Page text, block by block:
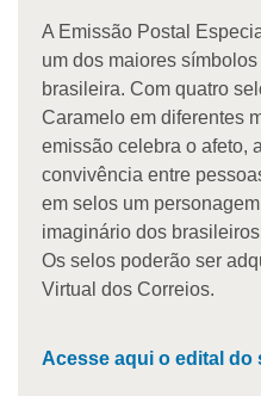
A Emissão Postal
um dos maiores
brasileira. Com quatro
Caramelo em diferentes
emissão celebra o afeto,
convivência entre
em selos um
imaginário dos
Os selos poderão ser
Virtual dos Correios.
Acesse aqui o edital do